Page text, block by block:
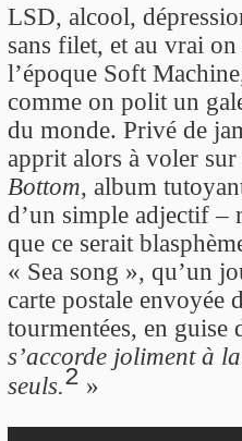
LSD, alcool,
sans filet, et au vrai on
l’époque Soft
comme on polit un
du monde. Privé de
apprit alors à voler
Bottom, album
d’un simple adjectif –
que ce serait
« Sea song », qu’un
carte postale envoyée
tourmentées, en guise
s’accorde joliment à
seuls.2 »